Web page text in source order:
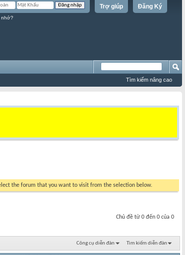
Đăng Ký
Trợ giúp
nhớ?
Tìm kiếm nâng cao
the forum that you want to visit from the selection below.
Chủ đề từ 0 đến 0 của 0
Công cụ diễn đàn Tìm kiếm diễn đàn